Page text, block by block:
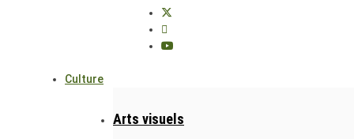
Culture
Arts visuels